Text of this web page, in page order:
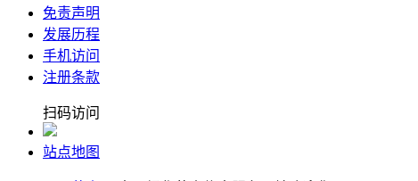
免责声明
发展历程
手机访问
注册条款
扫码访问
站点地图